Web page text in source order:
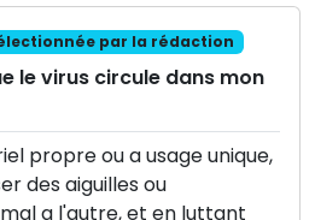
par la rédaction
le virus circule dans mon
propre ou a usage unique,
des aiguilles ou
a l'autre, et en luttant